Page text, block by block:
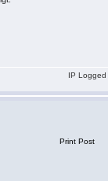
IP Logged
Print Post